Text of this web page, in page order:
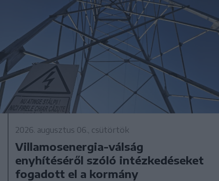
2026. augusztus 06., csütörtök
Villamosenergia-válság
enyhítéséről szóló intézkedéseket
fogadott el a kormány